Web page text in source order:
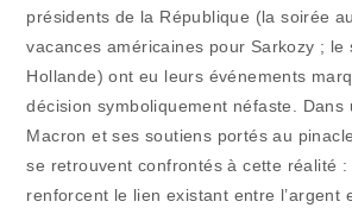
présidents de la République (la soirée
vacances américaines pour Sarkozy ; le
Hollande) ont eu leurs événements
décision symboliquement néfaste. Dans
Macron et ses soutiens portés au
se retrouvent confrontés à cette réalité
renforcent le lien existant entre l’argent